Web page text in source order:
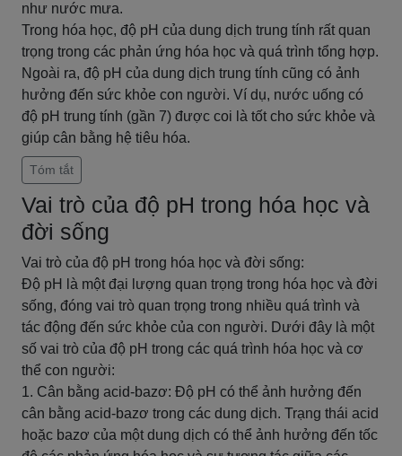
như nước mưa.
Trong hóa học, độ pH của dung dịch trung tính rất quan
trọng trong các phản ứng hóa học và quá trình tổng hợp.
Ngoài ra, độ pH của dung dịch trung tính cũng có ảnh
hưởng đến sức khỏe con người. Ví dụ, nước uống có
độ pH trung tính (gần 7) được coi là tốt cho sức khỏe và
giúp cân bằng hệ tiêu hóa.
Tóm tắt
Vai trò của độ pH trong hóa học và
đời sống
Vai trò của độ pH trong hóa học và đời sống:
Độ pH là một đại lượng quan trọng trong hóa học và đời
sống, đóng vai trò quan trọng trong nhiều quá trình và
tác động đến sức khỏe của con người. Dưới đây là một
số vai trò của độ pH trong các quá trình hóa học và cơ
thể con người:
1. Cân bằng acid-bazơ: Độ pH có thể ảnh hưởng đến
cân bằng acid-bazơ trong các dung dịch. Trạng thái acid
hoặc bazơ của một dung dịch có thể ảnh hưởng đến tốc